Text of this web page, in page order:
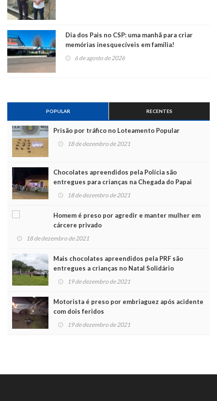
Dia dos Pais no CSP: uma manhã para criar
memórias inesquecíveis em família!
6 de agosto de 2026
POPULAR RECENTES
Prisão por tráfico no Loteamento Popular
18 de dezembro de 2021
Chocolates apreendidos pela Polícia são
entregues para crianças na Chegada do Papai
Noel 18 de dezembro de 2021
Homem é preso por agredir e manter mulher em
cárcere privado
18 de dezembro de 2021
Mais chocolates apreendidos pela PRF são
entregues a crianças no Natal Solidário
19 de dezembro de 2021
Motorista é preso por embriaguez após acidente
com dois feridos
19 de dezembro de 2021